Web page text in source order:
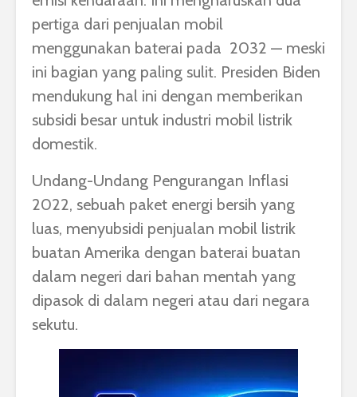
pertiga dari penjualan mobil
menggunakan baterai pada 2032 — meski
ini bagian yang paling sulit. Presiden Biden
mendukung hal ini dengan memberikan
subsidi besar untuk industri mobil listrik
domestik.
Undang-Undang Pengurangan Inflasi
2022, sebuah paket energi bersih yang
luas, menyubsidi penjualan mobil listrik
buatan Amerika dengan baterai buatan
dalam negeri dari bahan mentah yang
dipasok di dalam negeri atau dari negara
sekutu.